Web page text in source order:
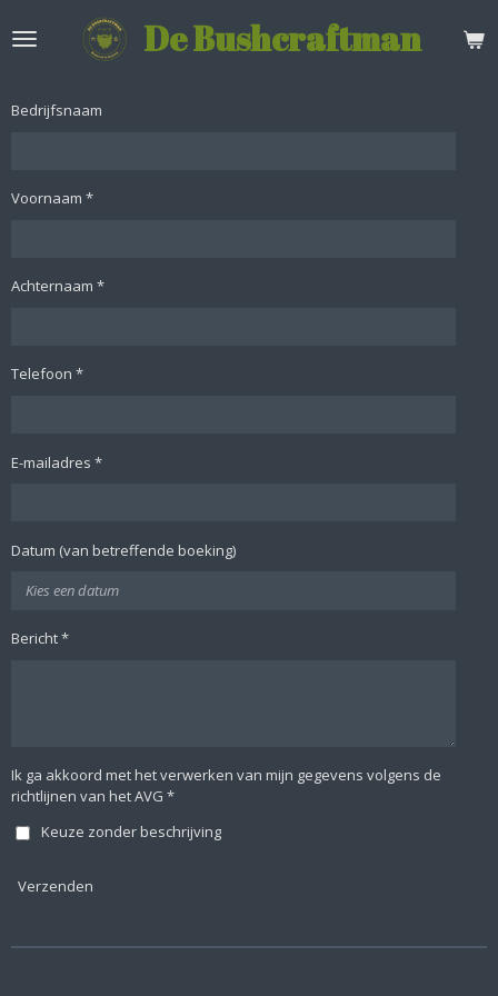
direct
hoofdinhoud
De Bushcraftman
Bedrijfsnaam
Voornaam *
Achternaam *
Telefoon *
E-mailadres *
Datum (van betreffende boeking)
Bericht *
Ik ga akkoord met het verwerken van mijn gegevens volgens de
richtlijnen van het AVG *
Keuze zonder beschrijving
Verzenden